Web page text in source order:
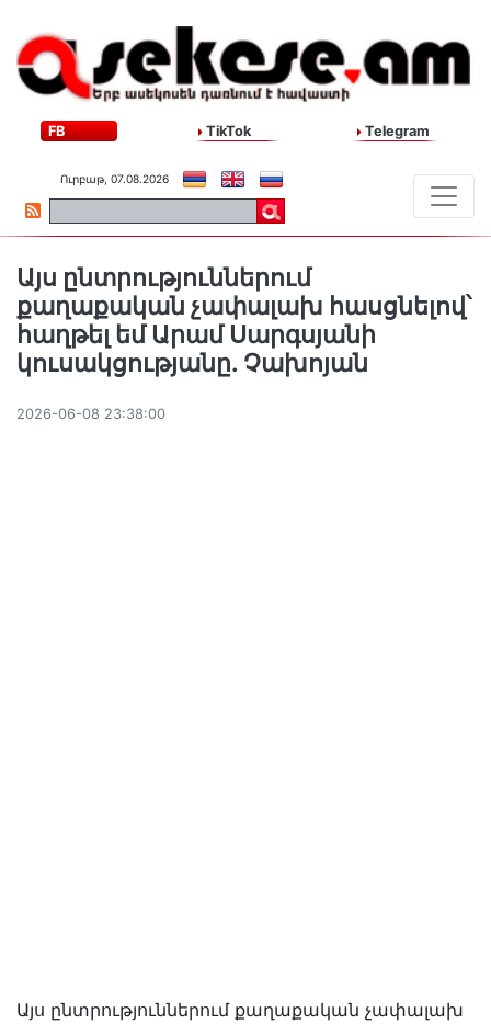
FB TikTok Telegram
Ուրբաթ, 07.08.2026
Այս ընտրություններում
քաղաքական չափալախ հասցնելով՝
հաղթել եմ Արամ Սարգսյանի
կուսակցությանը. Չախոյան
2026-06-08 23:38:00
Այս ընտրություններում քաղաքական չափալախ